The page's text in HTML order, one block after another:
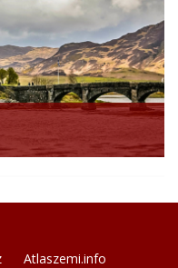
Atlaszemi.info